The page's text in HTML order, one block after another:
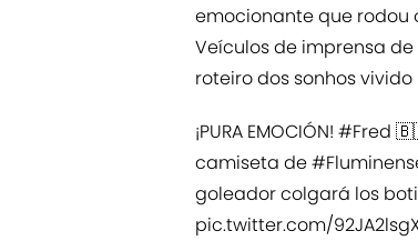
emocionante que rodou
Veículos de imprensa
roteiro dos sonhos vivido
¡PURA EMOCIÓN! #Fred
camiseta de
goleador colgará los
pic.twitter.com/